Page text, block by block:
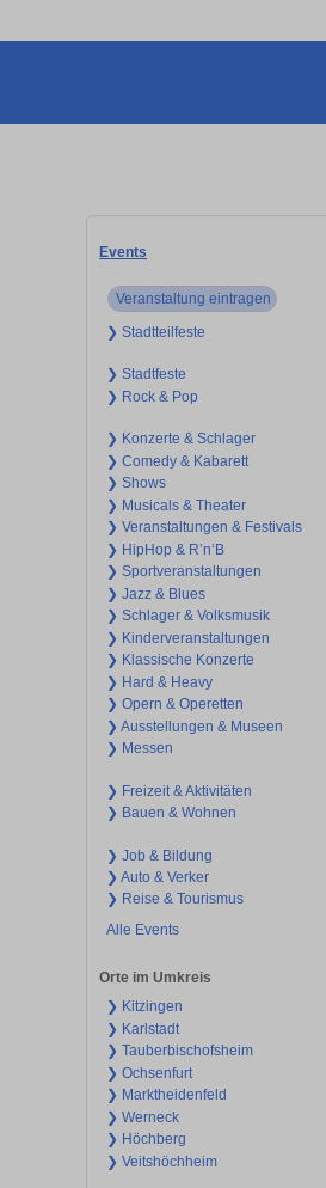
Events
Veranstaltung eintragen
❯ Stadtteilfeste
❯ Stadtfeste
❯ Rock & Pop
❯ Konzerte & Schlager
❯ Comedy & Kabarett
❯ Shows
❯ Musicals & Theater
❯ Veranstaltungen & Festivals
❯ HipHop & R’n‘B
❯ Sportveranstaltungen
❯ Jazz & Blues
❯ Schlager & Volksmusik
❯ Kinderveranstaltungen
❯ Klassische Konzerte
❯ Hard & Heavy
❯ Opern & Operetten
❯ Ausstellungen & Museen
❯ Messen
❯ Freizeit & Aktivitäten
❯ Bauen & Wohnen
❯ Job & Bildung
❯ Auto & Verker
❯ Reise & Tourismus
Alle Events
Orte im Umkreis
❯ Kitzingen
❯ Karlstadt
❯ Tauberbischofsheim
❯ Ochsenfurt
❯ Marktheidenfeld
❯ Werneck
❯ Höchberg
❯ Veitshöchheim